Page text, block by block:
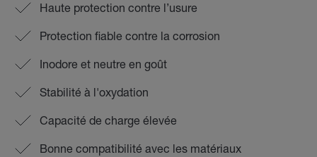
Haute protection contre l’usure
Protection fiable contre la corrosion
Inodore et neutre en goût
Stabilité à l'oxydation
Capacité de charge élevée
Bonne compatibilité avec les matériaux